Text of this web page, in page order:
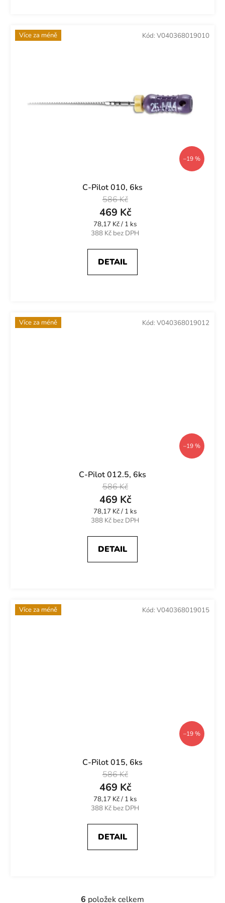
Více za méně
–19 %
C-Pilot 010, 6ks
388 Kč bez DPH
469 Kč
586 Kč
Měrná
cena:
78,17 Kč / 1 ks
DETAIL
Kód: V040368019010
Více za méně
–19 %
C-Pilot 012.5, 6ks
388 Kč bez DPH
469 Kč
586 Kč
Měrná
cena:
78,17 Kč / 1 ks
DETAIL
Kód: V040368019012
Více za méně
–19 %
C-Pilot 015, 6ks
388 Kč bez DPH
469 Kč
586 Kč
Měrná
cena:
78,17 Kč / 1 ks
DETAIL
Kód: V040368019015
6 položek celkem